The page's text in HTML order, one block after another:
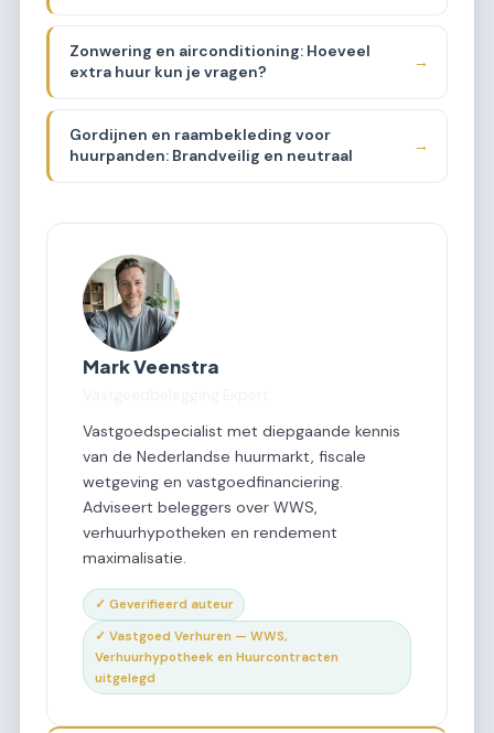
Zonwering en airconditioning: Hoeveel
extra huur kun je vragen?
→
Gordijnen en raambekleding voor
huurpanden: Brandveilig en neutraal
→
Mark Veenstra
Vastgoedspecialist met diepgaande kennis
van de Nederlandse huurmarkt, fiscale
wetgeving en vastgoedfinanciering.
Adviseert beleggers over WWS,
verhuurhypotheken en rendement
maximalisatie.
✓ Geverifieerd auteur
✓ Vastgoed Verhuren — WWS,
Verhuurhypotheek en Huurcontracten
uitgelegd